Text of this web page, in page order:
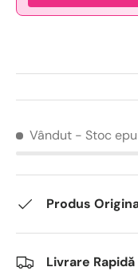
Vândut - Stoc
Produs
Livrare